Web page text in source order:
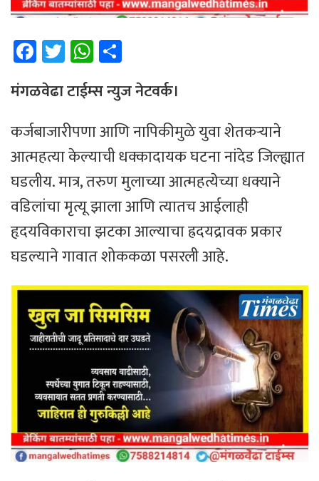
Fa
ce
b
o
ok
T
wi
tt
er
W
h
at
sA
p
p
ar
e
मंगळवेढा टाईम्स न्युज नेटवर्क।
कर्जबाजारीपणा आणि नापिकीमुळे युवा शेतकऱ्याने
आत्महत्या केल्याची धक्कादायक घटना नांदेड जिल्ह्यात
घडलीय. मात्र, तरुण मुलाच्या आत्महत्येच्या धक्याने
वडिलांचा मृत्यू झाला आणि त्यातच आईलाही
हृदयविकाराचा झटका आल्याचा ह्रदयद्रावक प्रकार
घडल्याने गावात शोककळा पसरली आहे.